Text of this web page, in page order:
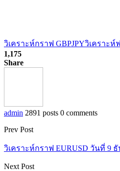
วิเคราะห์กราฟ GBPJPYวิเคราะห์
1,175
Share
admin 2891 posts 0 comments
Prev Post
วิเคราะห์กราฟ EURUSD วันที่ 9
Next Post